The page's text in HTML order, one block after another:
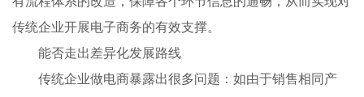
传统企业开展电子商务的有效支撑。
能否走出差异化发展路线
传统企业做电商暴露出很多问题：如由于销售相同产